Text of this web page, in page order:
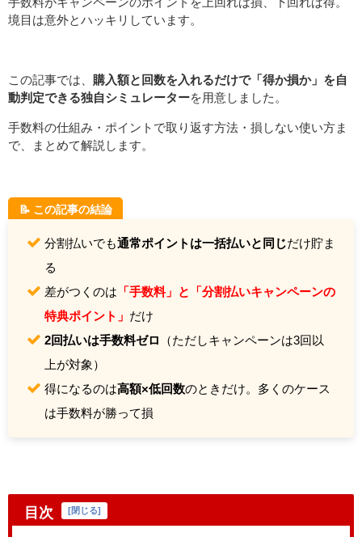
境目は意外とハッキリしています。
この記事では、
購入額と回数を入れるだけで「得か損か」を自
動判定できる独自シミュレーターを用意しました。
手数料の仕組み・ポイントで取り返す方法・損しない使い方ま
で、まとめて解説します。
📝 この記事の結論
分割払いでも通常ポイントは一括払いと同じだけ貯ま
る
差がつくのは 「手数料」と「分割払いキャンペーンの
特典ポイント」 だけ
2回払いは手数料ゼロ
（ただしキャンペーンは3回以
上が対象）
得になるのは高額×低回数のときだけ。多くのケース
は手数料が勝って損
目次 閉じる